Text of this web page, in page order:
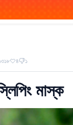
৪ ১
মাস্ক